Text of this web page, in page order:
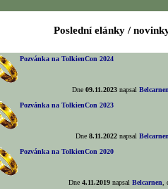
Poslední elánky /
Pozvánka na TolkienCon 2024
Dne09.11.2023 napsal
Pozvánka na TolkienCon 2023
Dne8.11.2022 napsal
Pozvánka na TolkienCon 2020
Dne4.11.2019 napsalBelcarnen